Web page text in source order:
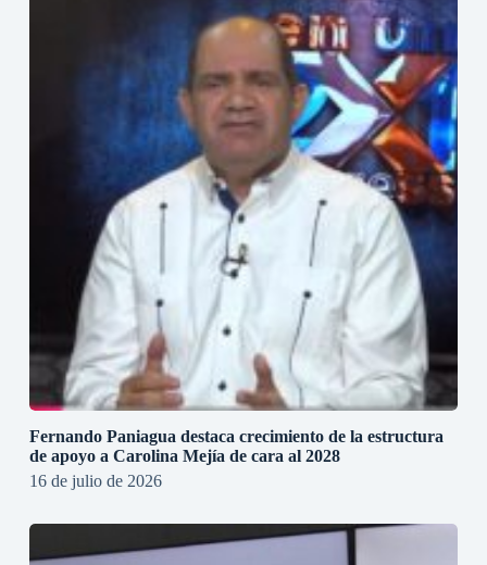
Fernando Paniagua destaca crecimiento de la estructura
de apoyo a Carolina Mejía de cara al 2028
16 de julio de 2026